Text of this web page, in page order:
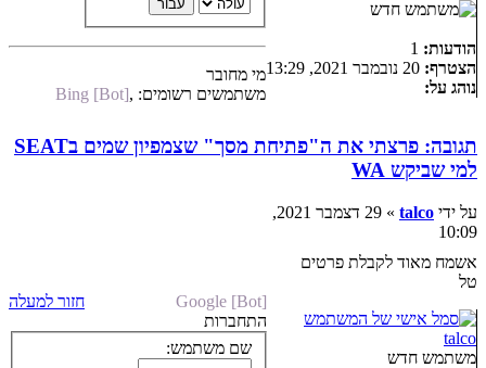
הודעות:
הצטרף:
נוהג על:
תגובה: פרצתי את ה"פתיחת מסך" שצמפיון שמים בSEAT
למי שביקש WA
על ידי talco
» 29 דצמבר 2021,
10:09
אשמח מאוד לקבלת פרטים
טל
talco
משתמש חדש
חזור למעלה
מי מחובר
משתמשים רשומים: Bing [Bot],
Google [Bot]
התחברות
שם משתמש: